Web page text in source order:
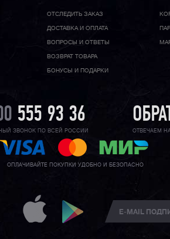
ОТСЛЕДИТЬ ЗАКАЗ
ДОСТАВКА И ОПЛАТА
ВОПРОСЫ И ОТВЕТЫ
ВОЗВРАТ ТОВАРА
БОНУСЫ И ПОДАРКИ
555 93 36
ЗВОНОК ПО ВСЕЙ РОССИИ ОТВЕЧАЕМ
ОПЛАЧИВАЙТЕ ПОКУПКИ УДОБНО И БЕЗОПАСНО